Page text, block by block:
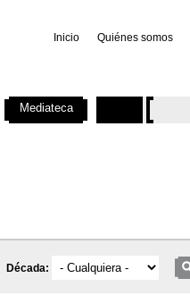
Inicio Quiénes somos
Década:
Mediateca